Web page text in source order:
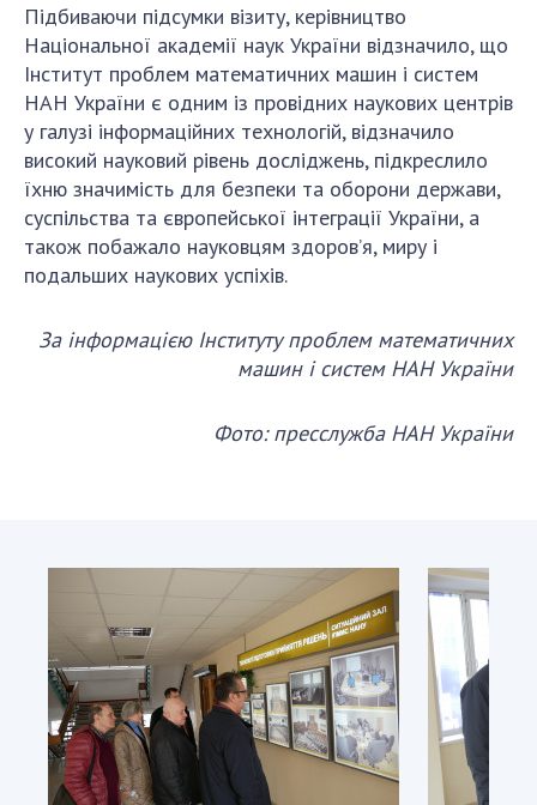
Підбиваючи підсумки візиту, керівництво
Національної академії наук України відзначило, що
Інститут проблем математичних машин і систем
НАН України є одним із провідних наукових центрів
у галузі інформаційних технологій, відзначило
високий науковий рівень досліджень, підкреслило
їхню значимість для безпеки та оборони держави,
суспільства та європейської інтеграції України, а
також побажало науковцям здоров’я, миру і
подальших наукових успіхів.
За інформацією Інституту проблем математичних
машин і систем НАН України
Фото: пресслужба НАН України